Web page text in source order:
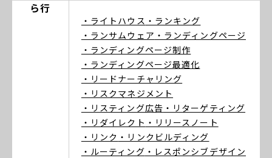
ら行
・ライトハウス ・ランキング
・ランサムウェア ・ランディングページ
・ランディングページ制作
・ランディングページ最適化
・リードナーチャリング
・リスクマネジメント
・リスティング広告 ・リターゲティング
・リダイレクト ・リリースノート
・リンク ・リンクビルディング
・ルーティング ・レスポンシブデザイン